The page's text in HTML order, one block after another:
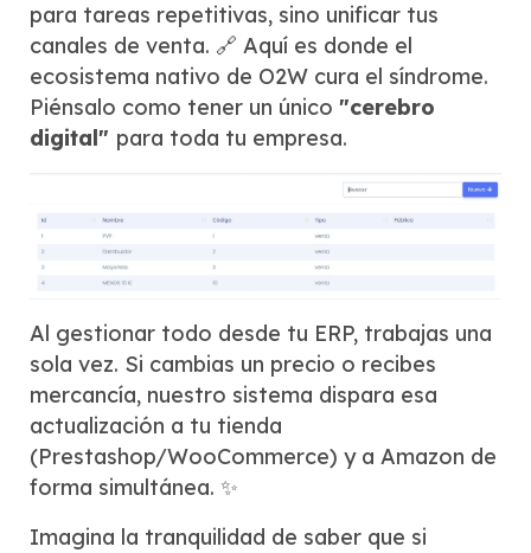
para tareas repetitivas, sino unificar tus
canales de venta. 🔗 Aquí es donde el
ecosistema nativo de O2W cura el síndrome.
Piénsalo como tener un único"cerebro
digital" para toda tu empresa.
Al gestionar todo desde tu ERP, trabajas una
sola vez. Si cambias un precio o recibes
mercancía, nuestro sistema dispara esa
actualización a tu tienda
(Prestashop/WooCommerce) y a Amazon de
forma simultánea. ✨
Imagina la tranquilidad de saber que si